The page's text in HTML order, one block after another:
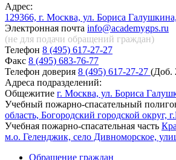
Адрес:
129366, г. Москва, ул. Бориса
Электронная почта info@academygps.ru
(не для подачи обращений граждан)
Телефон 8 (495) 617-27-27
Факс 8 (495) 683-76-77
Телефон доверия 8 (495) 617-27-27 (Доб.
Адреса подразделений:
Общежитие г. Москва, ул. Бориса
Учебный пожарно-спасательный
область, Богородский городской округ,
Учебная пожарно-спасательная часть
м.о. Геленджик, село Дивноморское,
Обращение граждан